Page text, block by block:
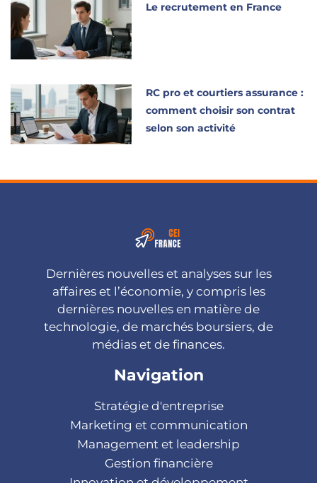
Le recrutement en France
RC pro et courtiers assurance :
comment choisir son contrat
selon son activité
Dernières nouvelles et analyses sur les
affaires et l’économie, y compris les
dernières nouvelles en matière de
technologie, de marchés boursiers, de
médias et de finances.
Navigation
Stratégie d'entreprise
Marketing et communication
Management et leadership
Gestion financière